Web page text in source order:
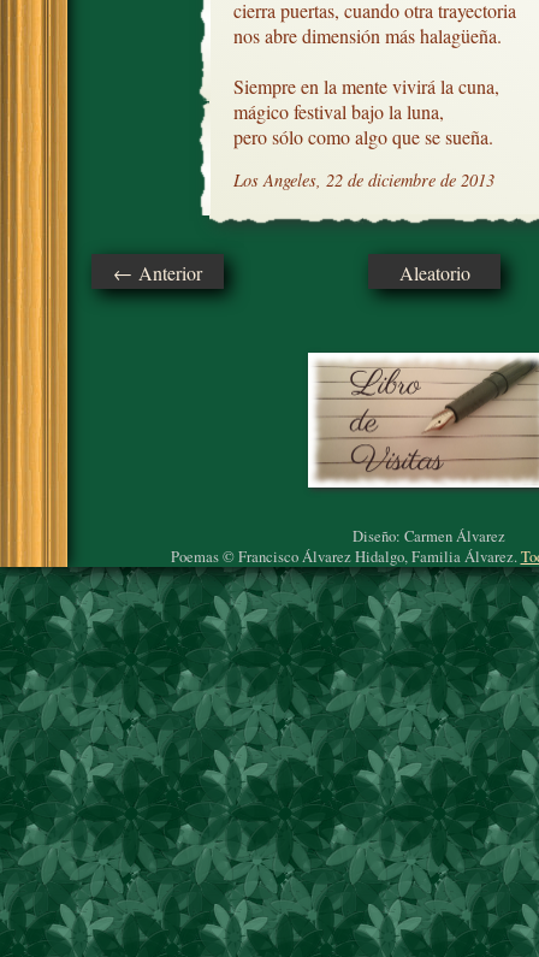
cierra puertas, cuando otra trayectoria
nos abre dimensión más halagüeña.
Siempre en la mente vivirá la cuna,
mágico festival bajo la luna,
pero sólo como algo que se sueña.
Los Angeles, 22 de diciembre de 2013
← Anterior Aleatorio
Diseño: Carmen Álvarez
Poemas © Francisco Álvarez Hidalgo, Familia Álvarez.